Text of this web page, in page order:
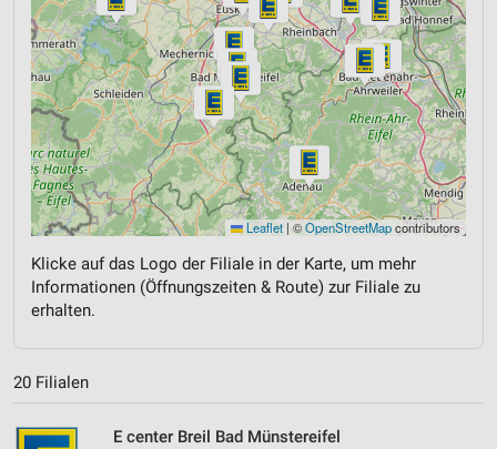
Leaflet | ©OpenStreetMapcontributors
Klicke auf das Logo der Filiale in der Karte, um mehr
Informationen (Öffnungszeiten & Route) zur Filiale zu
erhalten.
20 Filialen
E center Breil Bad Münstereifel